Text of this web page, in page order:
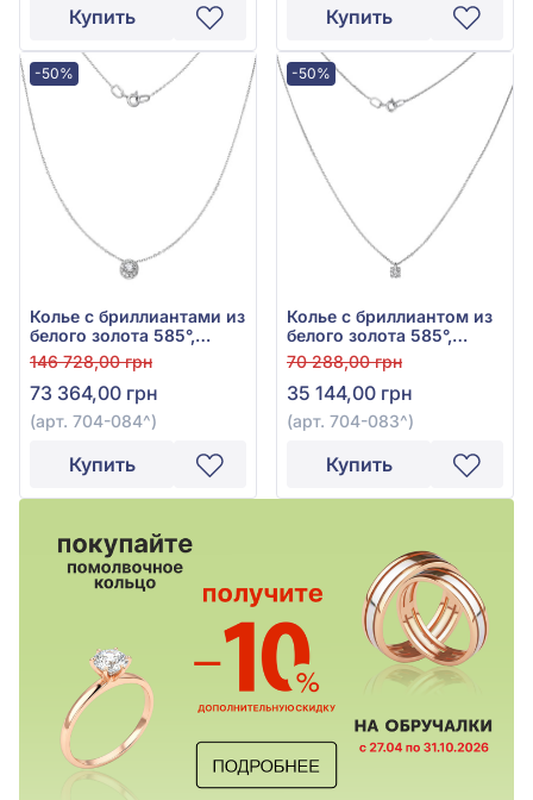
Купить Купить
-50%
Колье с бриллиантами из
белого золота 585°,
0,34ct, арт. 704-084
146 728,00 грн
73 364,00 грн
(арт. 704-084^)
Купить
-50%
Колье с бриллиантом из
белого золота 585°,
0,075ct, арт. 704-083
70 288,00 грн
35 144,00 грн
(арт. 704-083^)
Купить